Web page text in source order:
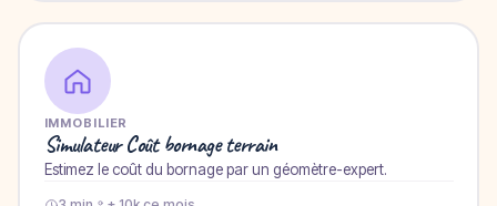
IMMOBILIER
Simulateur Coût bornage terrain
Estimez le coût du bornage par un géomètre-expert.